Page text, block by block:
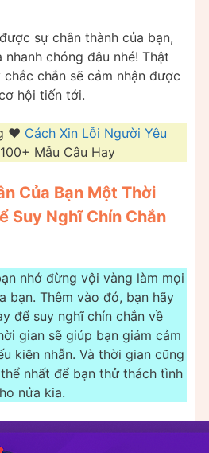
sự chân thành của bạn,
chóng đâu nhé! Thật
chắn sẽ cảm nhận được
hội tiến tới.
❤️️ Cách Xin Lỗi Người Yêu
Mẫu Câu Hay
Của Bạn Một Thời
Suy Nghĩ Chín Chắn
nhớ đừng vội vàng làm mọi
bạn. Thêm vào đó, bạn hãy
để suy nghĩ chín chắn về
gian sẽ giúp bạn giảm cảm
kiên nhẫn. Và thời gian cũng
nhất để bạn thử thách tình
nửa kia.